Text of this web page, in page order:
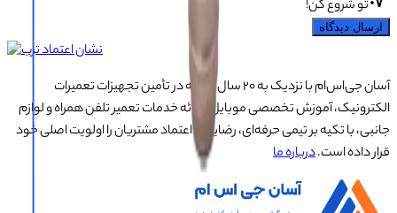
تو شروع کن!
ارسال دیدگاه
آسان جی‌اس‌ام با نزدیک به ۲۰ سال تجربه در تأمین تجهیزات تعمیرات
الکترونیک، آموزش تخصصی موبایل و ارائه خدمات تعمیر تلفن همراه و لوازم
جانبی، با تکیه بر تیمی حرفه‌ای، رضایت و اعتماد مشتریان را اولویت اصلی خود
قرار داده است.درباره ما